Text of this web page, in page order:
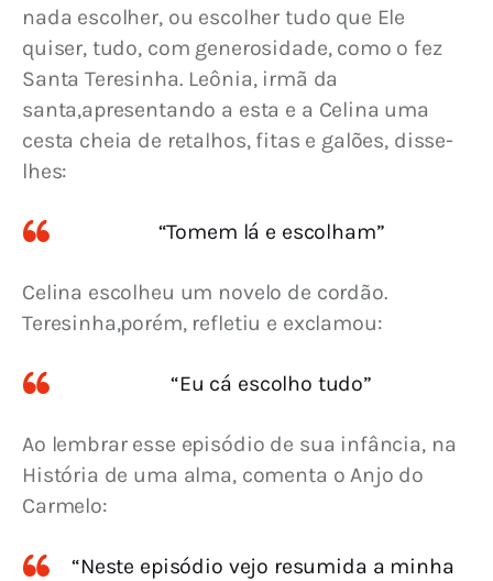
nada escolher, ou escolher tudo que Ele
quiser, tudo, com generosidade, como o fez
Santa Teresinha. Leônia, irmã da
santa,apresentando a esta e a Celina uma
cesta cheia de retalhos, fitas e galões, disse-
lhes:
“Tomem lá e escolham”
Celina escolheu um novelo de cordão.
Teresinha,porém, refletiu e exclamou:
“Eu cá escolho tudo”
Ao lembrar esse episódio de sua infância, na
História de uma alma, comenta o Anjo do
Carmelo:
“Neste episódio vejo resumida a minha